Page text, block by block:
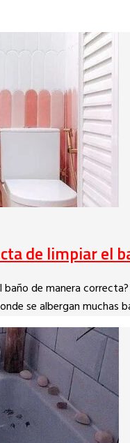
de limpiar el
de manera
se albergan